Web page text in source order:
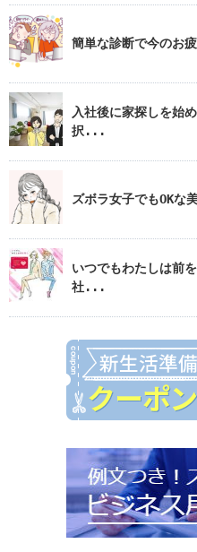
簡単な診断で今のお
入社後に家探しを始
択...
ズボラ女子でもOKな
いつでもわたしは前
社...